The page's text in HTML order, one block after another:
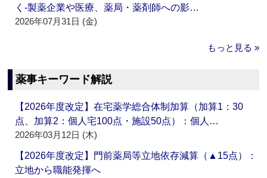
く‐製薬企業や医療、薬局・薬剤師への影…
2026年07月31日 (金)
もっと見る »
薬事キーワード解説
【2026年度改定】在宅薬学総合体制加算（加算1：30
点、加算2：個人宅100点・施設50点）：個人…
2026年03月12日 (木)
【2026年度改定】門前薬局等立地依存減算（▲15点）：
立地から職能発揮へ